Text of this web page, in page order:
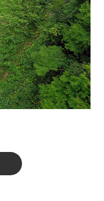
イバシーポリシー